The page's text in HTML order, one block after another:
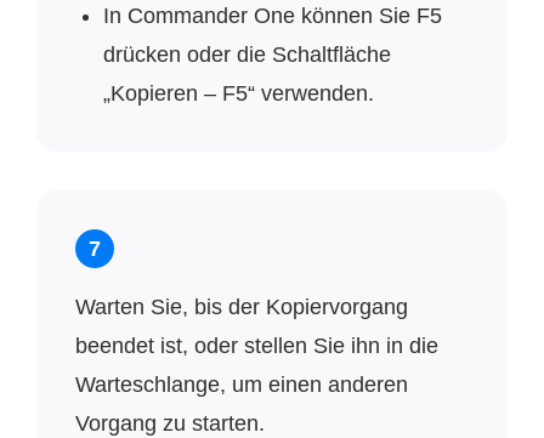
In Commander One können Sie F5
drücken oder die Schaltfläche
„Kopieren – F5“ verwenden.
7
Warten Sie, bis der Kopiervorgang
beendet ist, oder stellen Sie ihn in die
Warteschlange, um einen anderen
Vorgang zu starten.